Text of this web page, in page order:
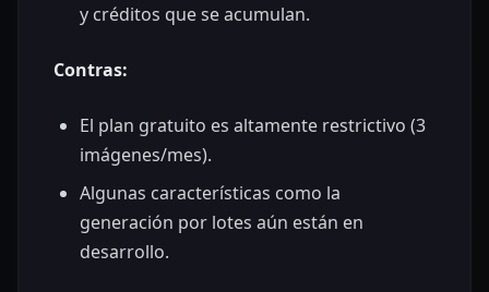
y créditos que se acumulan.
Contras:
El plan gratuito es altamente restrictivo (3
imágenes/mes).
Algunas características como la
generación por lotes aún están en
desarrollo.